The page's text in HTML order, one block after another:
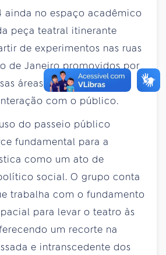
ainda no espaço acadêmico
peça teatral itinerante
de experimentos nas ruas
de Janeiro promovidos por
áreas, o espetáculo se
com o público.
do passeio público
fundamental para a
como um ato de
social. O grupo conta
trabalha com o fundamento
para levar o teatro às
um recorte na
e intranscedente dos